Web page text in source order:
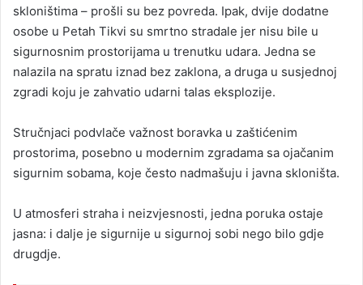
skloništima – prošli su bez povreda. Ipak, dvije dodatne
osobe u Petah Tikvi su smrtno stradale jer nisu bile u
sigurnosnim prostorijama u trenutku udara. Jedna se
nalazila na spratu iznad bez zaklona, a druga u susjednoj
zgradi koju je zahvatio udarni talas eksplozije.
Stručnjaci podvlače važnost boravka u zaštićenim
prostorima, posebno u modernim zgradama sa ojačanim
sigurnim sobama, koje često nadmašuju i javna skloništa.
U atmosferi straha i neizvjesnosti, jedna poruka ostaje
jasna: i dalje je sigurnije u sigurnoj sobi nego bilo gdje
drugdje.